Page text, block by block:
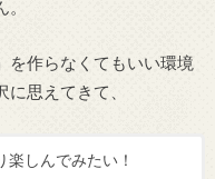
を作らなくてもいい環境
思えてきて、
しんでみたい！